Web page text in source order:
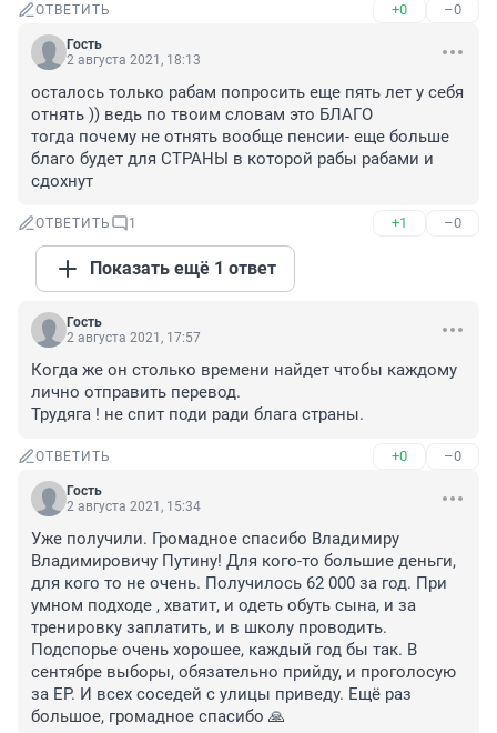
ОТВЕТИТЬ +0 –0
Гость
2 августа 2021, 18:13
осталось только рабам попросить еще пять лет у себя
отнять )) ведь по твоим словам это БЛАГО
тогда почему не отнять вообще пенсии- еще больше
благо будет для СТРАНЫ в которой рабы рабами и
сдохнут
ОТВЕТИТЬ 1 +1 –0
Показать ещё 1 ответ
Гость
2 августа 2021, 17:57
Когда же он столько времени найдет чтобы каждому
лично отправить перевод.
Трудяга ! не спит поди ради блага страны.
ОТВЕТИТЬ +0 –0
Гость
2 августа 2021, 15:34
Уже получили. Громадное спасибо Владимиру
Владимировичу Путину! Для кого-то большие деньги,
для кого то не очень. Получилось 62 000 за год. При
умном подходе , хватит, и одеть обуть сына, и за
тренировку заплатить, и в школу проводить.
Подспорье очень хорошее, каждый год бы так. В
сентябре выборы, обязательно прийду, и проголосую
за ЕР. И всех соседей с улицы приведу. Ещё раз
большое, громадное спасибо 🙏